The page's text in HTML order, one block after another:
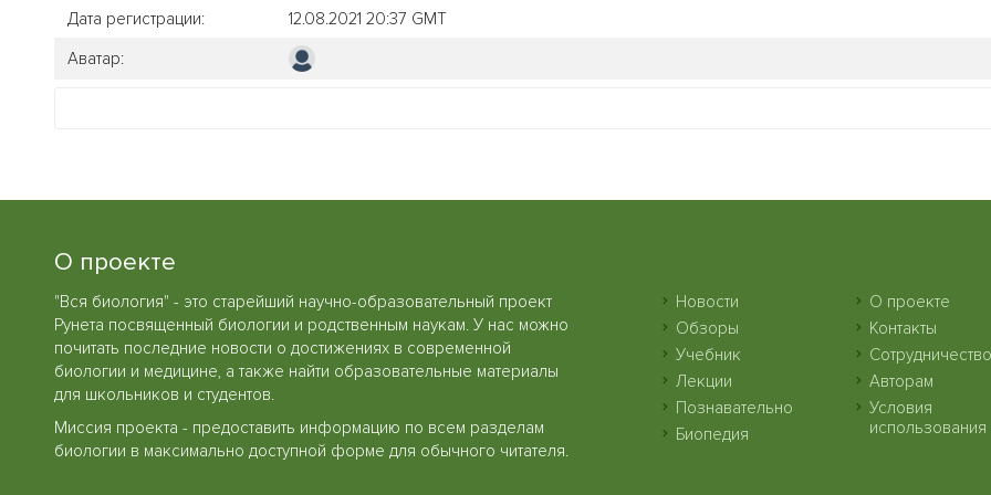
Дата регистрации:
12.08.2021 20:37 GMT
Аватар:
О проекте
"Вся биология" - это старейший научно-образовательный проект
Рунета посвященный биологии и родственным наукам. У нас можно
почитать последние новости о достижениях в современной
биологии и медицине, а также найти образовательные материалы
для школьников и студентов.
Миссия проекта - предоставить информацию по всем разделам
биологии в максимально доступной форме для обычного читателя.
Новости
Обзоры
Учебник
Лекции
Познавательно
Биопедия
О проекте
Контакты
Сотрудничество
Авторам
Условия
использования